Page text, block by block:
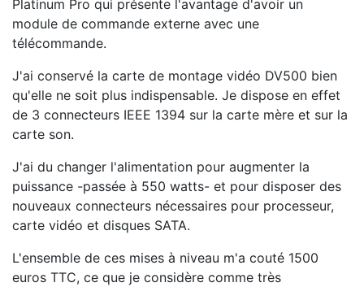
Platinum Pro qui présente l'avantage d'avoir un
module de commande externe avec une
télécommande.
J'ai conservé la carte de montage vidéo DV500 bien
qu'elle ne soit plus indispensable. Je dispose en effet
de 3 connecteurs IEEE 1394 sur la carte mère et sur la
carte son.
J'ai du changer l'alimentation pour augmenter la
puissance -passée à 550 watts- et pour disposer des
nouveaux connecteurs nécessaires pour processeur,
carte vidéo et disques SATA.
L'ensemble de ces mises à niveau m'a couté 1500
euros TTC, ce que je considère comme très